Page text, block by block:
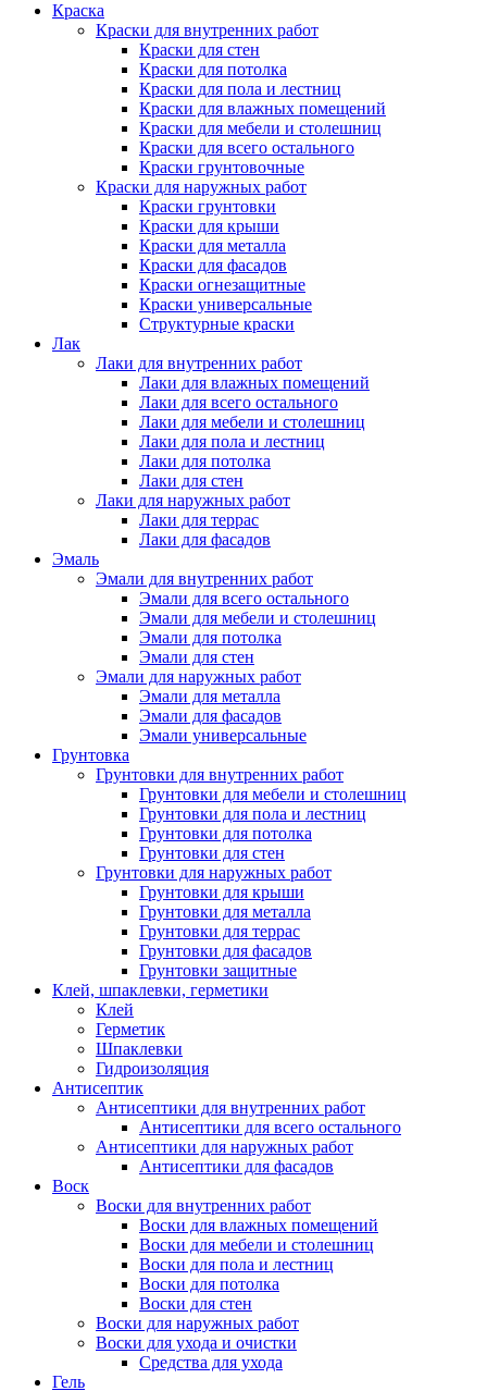
Краска
Краски для внутренних работ
Краски для стен
Краски для потолка
Краски для пола и лестниц
Краски для влажных помещений
Краски для мебели и столешниц
Краски для всего остального
Краски грунтовочные
Краски для наружных работ
Краски грунтовки
Краски для крыши
Краски для металла
Краски для фасадов
Краски огнезащитные
Краски универсальные
Структурные краски
Лак
Лаки для внутренних работ
Лаки для влажных помещений
Лаки для всего остального
Лаки для мебели и столешниц
Лаки для пола и лестниц
Лаки для потолка
Лаки для стен
Лаки для наружных работ
Лаки для террас
Лаки для фасадов
Эмаль
Эмали для внутренних работ
Эмали для всего остального
Эмали для мебели и столешниц
Эмали для потолка
Эмали для стен
Эмали для наружных работ
Эмали для металла
Эмали для фасадов
Эмали универсальные
Грунтовка
Грунтовки для внутренних работ
Грунтовки для мебели и столешниц
Грунтовки для пола и лестниц
Грунтовки для потолка
Грунтовки для стен
Грунтовки для наружных работ
Грунтовки для крыши
Грунтовки для металла
Грунтовки для террас
Грунтовки для фасадов
Грунтовки защитные
Клей, шпаклевки, герметики
Клей
Герметик
Шпаклевки
Гидроизоляция
Антисептик
Антисептики для внутренних работ
Антисептики для всего остального
Антисептики для наружных работ
Антисептики для фасадов
Воск
Воски для внутренних работ
Воски для влажных помещений
Воски для мебели и столешниц
Воски для пола и лестниц
Воски для потолка
Воски для стен
Воски для наружных работ
Воски для ухода и очистки
Средства для ухода
Гель